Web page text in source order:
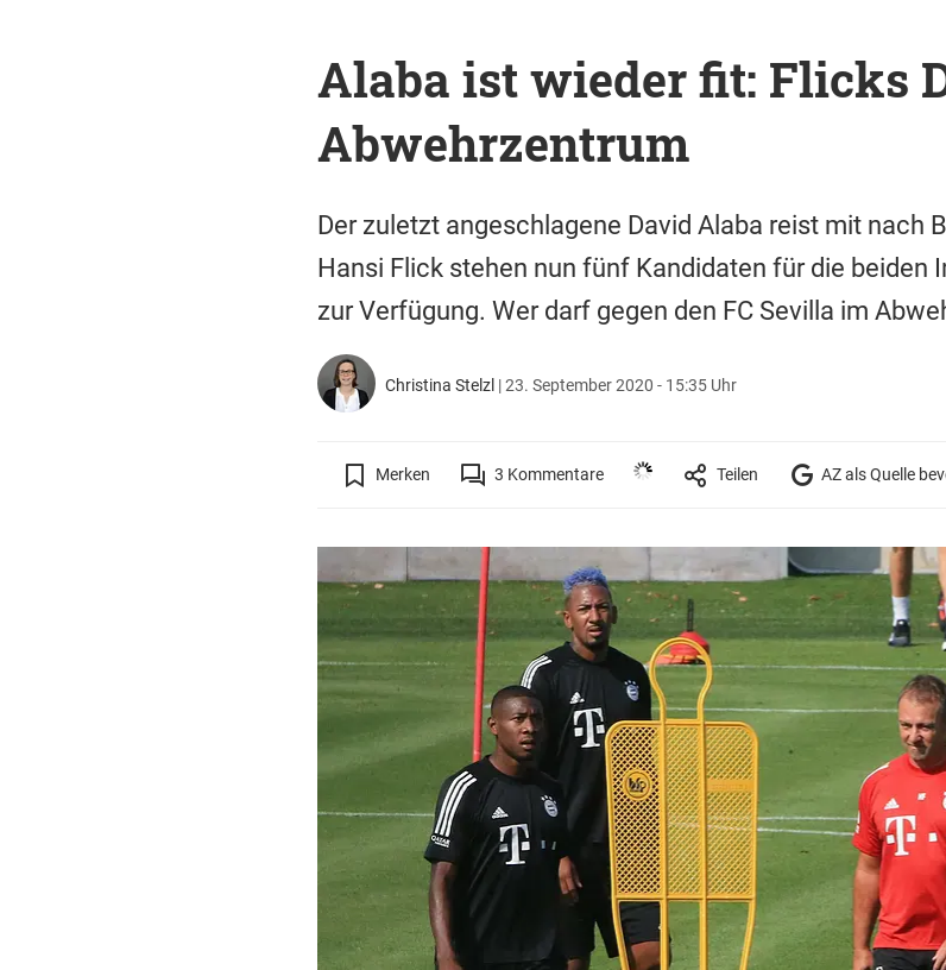
Alaba ist wieder fit: Flicks
Abwehrzentrum
Der zuletzt angeschlagene David Alaba reist mit nach
Hansi Flick stehen nun fünf Kandidaten für die beiden
zur Verfügung. Wer darf gegen den FC Sevilla im
Christina Stelzl |23. September 2020 - 15:35 Uhr
Merken 3 Kommentare Teilen AZ als Quelle